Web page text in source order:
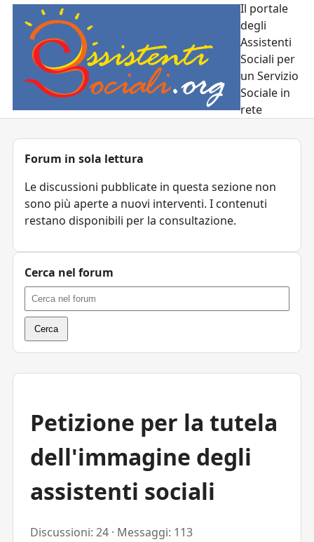
Il portale
degli
Assistenti
Sociali per
un Servizio
Sociale in
rete
Petizione per la tutela
dell'immagine degli
assistenti sociali
Discussioni: 24 · Messaggi: 113
Forum in sola lettura
Le discussioni pubblicate in questa sezione non
sono più aperte a nuovi interventi. I contenuti
restano disponibili per la consultazione.
Cerca nel forum
Cerca